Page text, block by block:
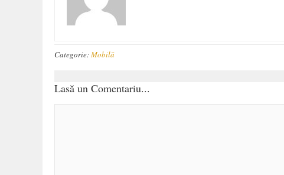
Categorie:Mobilă
Lasă un Comentariu...